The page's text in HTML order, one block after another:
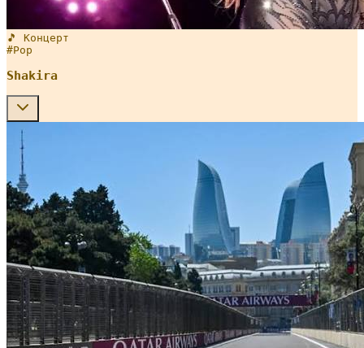
🎵 Концерт
#Pop
Shakira